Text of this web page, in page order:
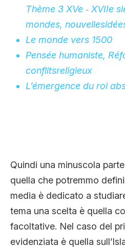
Thème 3 XVe ‐ XVIIe
mondes,
Le monde vers 1500
Pensée humaniste,
conflitsreligieux
L’émergence du roi
Quindi una minuscola
quella che potremmo
media è dedicato a
tema una scelta è quella
facoltative. Nel caso del
evidenziata è quella